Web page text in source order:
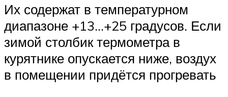
Их содержат в температурном
диапазоне +13…+25 градусов. Если
зимой столбик термометра в
курятнике опускается ниже, воздух
в помещении придётся прогревать